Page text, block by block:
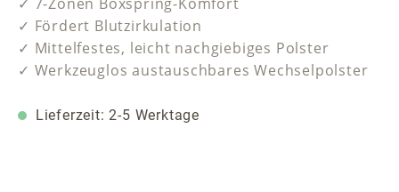
✓ Fördert Blutzirkulation
✓ Mittelfestes, leicht nachgiebiges Polster
✓ Werkzeuglos austauschbares Wechselpolster
Lieferzeit: 2-5 Werktage